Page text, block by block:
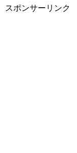
スポンサーリンク